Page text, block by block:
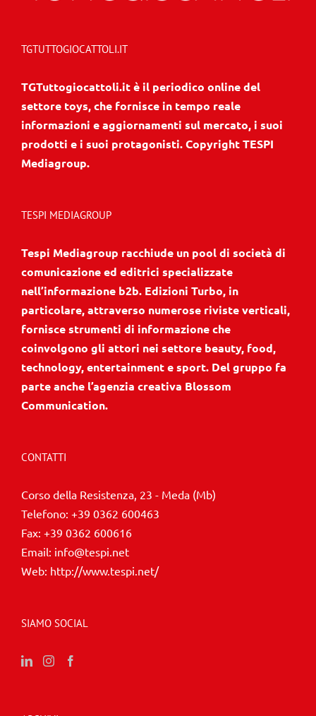
TGTUTTOGIOCATTOLI.IT
TGTuttogiocattoli.it è il periodico online del
settore toys, che fornisce in tempo reale
informazioni e aggiornamenti sul mercato, i suoi
prodotti e i suoi protagonisti. Copyright TESPI
Mediagroup.
TESPI MEDIAGROUP
Tespi Mediagroup racchiude un pool di società di
comunicazione ed editrici specializzate
nell’informazione b2b. Edizioni Turbo, in
particolare, attraverso numerose riviste verticali,
fornisce strumenti di informazione che
coinvolgono gli attori nei settore beauty, food,
technology, entertainment e sport. Del gruppo fa
parte anche l’agenzia creativa Blossom
Communication.
CONTATTI
Corso della Resistenza, 23 - Meda (Mb)
Telefono: +39 0362 600463
Fax: +39 0362 600616
Email: info@tespi.net
Web: http://www.tespi.net/
SIAMO SOCIAL